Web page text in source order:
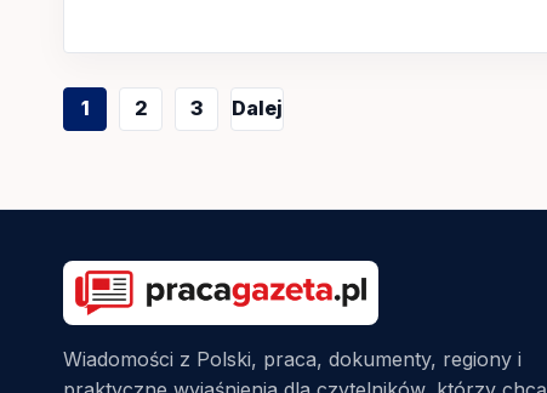
Stronicowanie
1 2 3 Dalej
Wiadomości z Polski, praca, dokumenty, regiony i